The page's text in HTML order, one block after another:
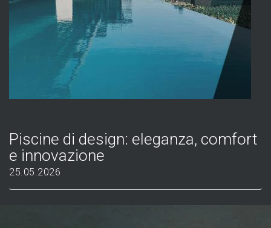
Piscine di design: eleganza, comfort
e innovazione
25.05.2026